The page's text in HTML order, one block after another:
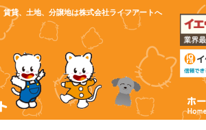
賃貸、土地、分譲地は株式会社ライフアートへ